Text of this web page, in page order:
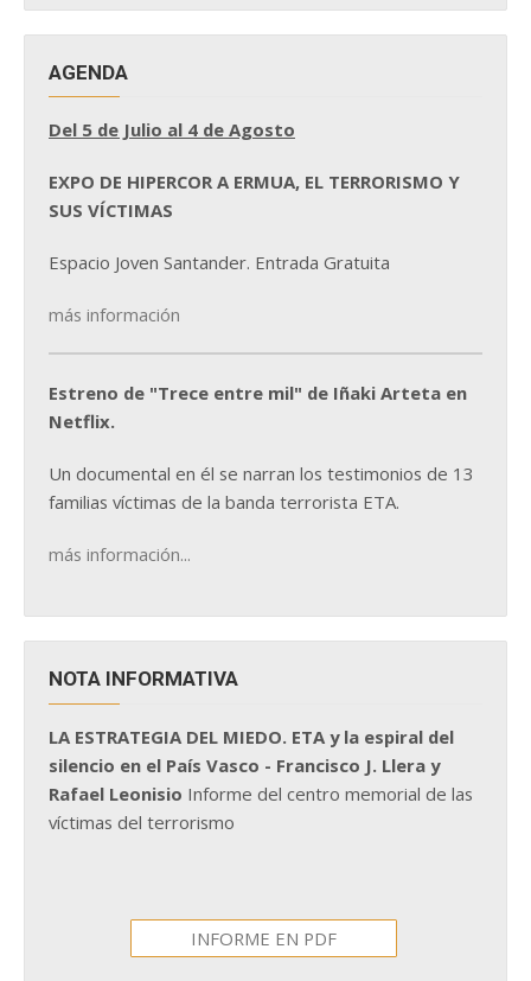
AGENDA
Del 5 de Julio al 4 de Agosto
EXPO DE HIPERCOR A ERMUA, EL TERRORISMO Y
SUS VÍCTIMAS
Espacio Joven Santander. Entrada Gratuita
más información
Estreno de "Trece entre mil" de Iñaki Arteta en
Netflix.
Un documental en él se narran los testimonios de 13
familias víctimas de la banda terrorista ETA.
más información...
NOTA INFORMATIVA
LA ESTRATEGIA DEL MIEDO. ETA y la espiral del
silencio en el País Vasco - Francisco J. Llera y
Rafael Leonisio Informe del centro memorial de las
víctimas del terrorismo
INFORME EN PDF